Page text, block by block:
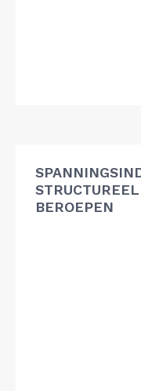
BEROEPEN